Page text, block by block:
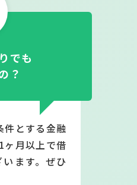
でも
？
件とする金融
ヶ月以上で借
ます。ぜひ